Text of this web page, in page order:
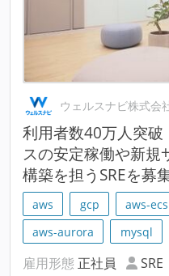
ウェルスナビ株式会
利用者数40万人突
スの安定稼働や新規
構築を担うSREを募
aws gcp aws-ecs
aws-aurora
mysql
雇用形態 正社員 SRE